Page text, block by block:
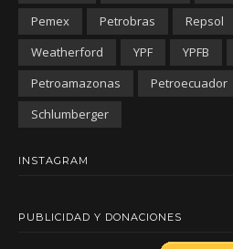
Pemex
Petrobras Repsol
Weatherford
YPF YPFB
Petroamazonas
Petroecuador
Schlumberger
INSTAGRAM
PUBLICIDAD Y DONACIONES